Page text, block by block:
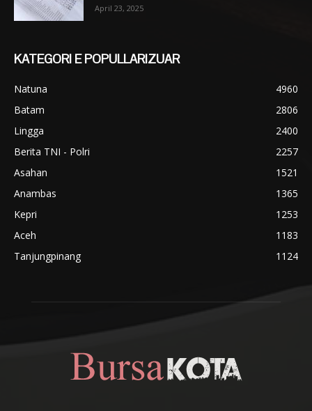
April 23, 2025
KATEGORI E POPULLARIZUAR
Natuna
4960
Batam
2806
Lingga
2400
Berita TNI - Polri
2257
Asahan
1521
Anambas
1365
Kepri
1253
Aceh
1183
Tanjungpinang
1124